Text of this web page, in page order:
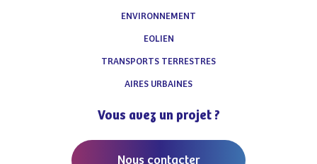
ENVIRONNEMENT
EOLIEN
TRANSPORTS TERRESTRES
AIRES URBAINES
Vous avez un projet ?
Nous contacter